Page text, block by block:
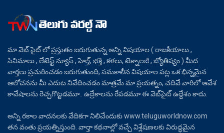
మా వెబ్ సైట్ లో ప్రస్తుతం జరుగుతున్న అన్ని విషయాల ( రాజకీయాలు ,
సినిమాలు , లేటెస్ట్ న్యూస్ , హెల్త్, భక్తి , కళలు, టెక్నాలజీ , జ్యోతిష్యం ) మీద
వార్తలు ప్రచురించడం జరుగుతుంది, సమకాలీన విషయాల పట్ల ఒక భిన్నమైన
ఆలోచనను మీ ఎదుట నివేదించడం మాత్రమే మా ప్రయత్నం, చదివే వారిలో ఆవేశ
కావేషాలను రెచ్చగొట్టడమూ.. ఉద్రేకాలను రేపడమూ ఈ వెబ్‌సైట్ ఉద్దేశం కాదు.
అన్ని రకాల వాదనలకు వేదికగా నిలిచేందుకు www.teluguworldnow.com
తన వంతు ప్రయత్నిస్తుంది. వార్తా కథనాల్లో వచ్చే విశ్లేషణలకు విరుద్ధమైన